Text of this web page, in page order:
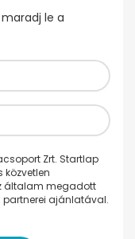
le a
Zrt. Startlap
közvetlen
általam megadott
partnerei ajánlatával.